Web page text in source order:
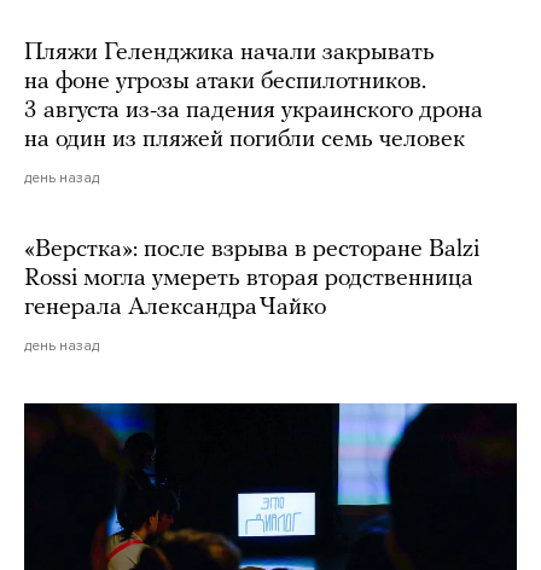
Пляжи Геленджика начали закрывать
на фоне угрозы атаки беспилотников.
3 августа из-за падения украинского дрона
на один из пляжей погибли семь человек
день назад
«Верстка»: после взрыва в ресторане Balzi
Rossi могла умереть вторая родственница
генерала Александра Чайко
день назад